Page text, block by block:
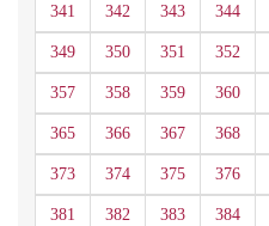
341 342 343 344
349 350 351 352
357 358 359 360
365 366 367 368
373 374 375 376
381 382 383 384